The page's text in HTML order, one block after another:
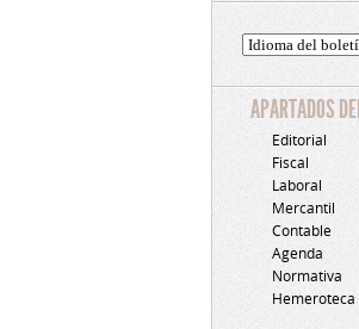
APARTADOS
Editorial
Fiscal
Laboral
Mercantil
Contable
Agenda
Normativa
Hemeroteca